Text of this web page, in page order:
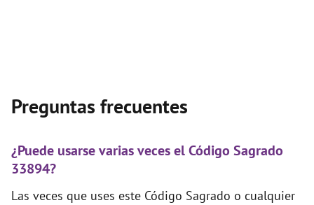
Preguntas frecuentes
¿Puede usarse varias veces el Código Sagrado
33894?
Las veces que uses este Código Sagrado o cualquier